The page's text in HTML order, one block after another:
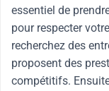
essentiel de
pour respecter
recherchez des
proposent des
compétitifs.